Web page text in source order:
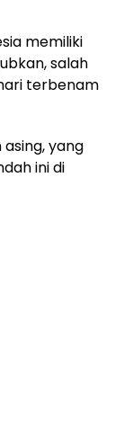
memiliki
salah
terbenam
yang
ini di